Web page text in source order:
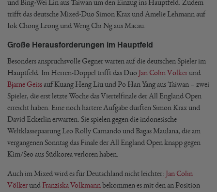
und Bing-Wei Lin aus Taiwan um den Einzug ins Hauptfeld. Zudem
trifft das deutsche Mixed-Duo Simon Krax und Amelie Lehmann auf
Iok Chong Leong und Weng Chi Ng aus Macau.
Große Herausforderungen im Hauptfeld
Besonders anspruchsvolle Gegner warten auf die deutschen Spieler im
Hauptfeld. Im Herren-Doppel trifft das Duo Jan Colin Völkerund
Bjarne Geissauf Kuang Heng Liu und Po Han Yang aus Taiwan – zwei
Spieler, die erst letzte Woche das Viertelfinale der All England Open
erreicht haben. Eine noch härtere Aufgabe dürften Simon Krax und
David Eckerlin erwarten. Sie spielen gegen die indonesische
Weltklassepaarung Leo Rolly Carnando und Bagas Maulana, die am
vergangenen Sonntag das Finale der All England Open knapp gegen
Kim/Seo aus Südkorea verloren haben.
Auch im Mixed wird es für Deutschland nicht leichter: Jan Colin
Völkerund Franziska Volkmann bekommen es mit den an Position